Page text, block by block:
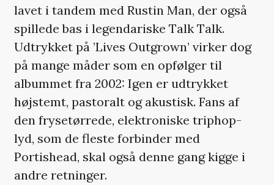
lavet i tandem med Rustin Man, der også
spillede bas i legendariske Talk Talk.
Udtrykket på ’Lives Outgrown’ virker dog
på mange måder som en opfølger til
albummet fra 2002: Igen er udtrykket
højstemt, pastoralt og akustisk. Fans af
den frysetørrede, elektroniske triphop-
lyd, som de fleste forbinder med
Portishead, skal også denne gang kigge i
andre retninger.